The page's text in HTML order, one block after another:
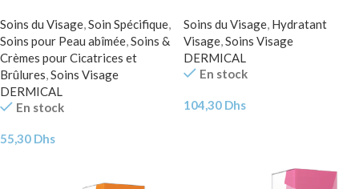
Soins du Visage,Soin Spécifique,
Soins pour Peau abîmée,Soins &
Crèmes pour Cicatrices et
Brûlures,Soins Visage
DERMICAL
En stock
55,30 Dhs
Soins du Visage, Hydratant
Visage,Soins Visage
DERMICAL
En stock
104,30 Dhs